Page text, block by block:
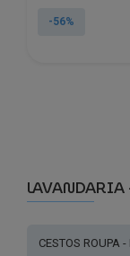
original
atual
-56%
CESTOS ROUPA